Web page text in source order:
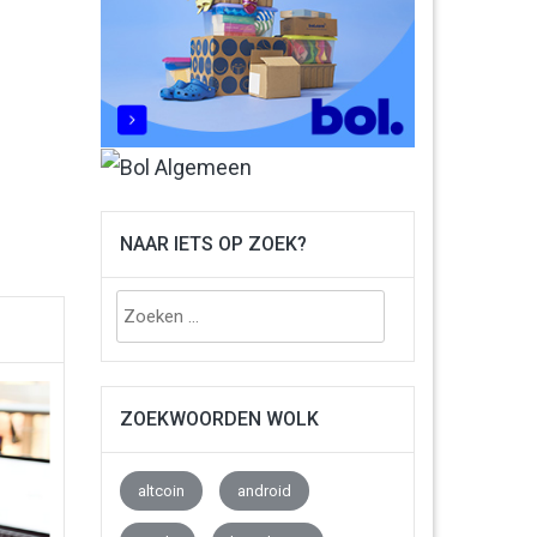
NAAR IETS OP ZOEK?
Zoeken
naar:
ZOEKWOORDEN WOLK
altcoin android